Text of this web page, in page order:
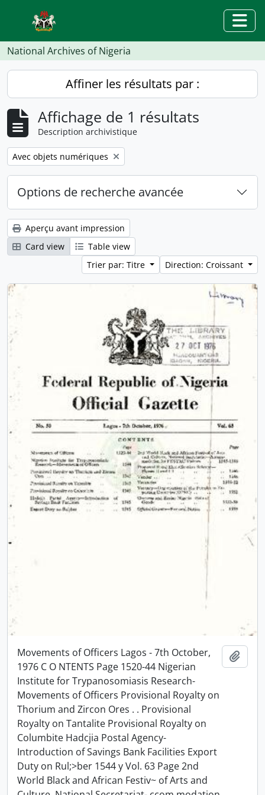
Skip to main content
National Archives of Nigeria
Affiner les résultats par :
Affichage de 1 résultats
Description archivistique
Remove filter:
Avec objets numériques
Options de recherche avancée
Aperçu avant impression
Card view
Table view
Trier par: Titre
Direction: Croissant
Movements of Officers Lagos - 7th October,
1976 C O NTENTS Page 1520-44 Nigerian
Institute for Trypanosomiasis Research-
Movements of Officers Provisional Royalty on
Thorium and Zircon Ores . . Provisional
Royalty on Tantalite Provisional Royalty on
Columbite Hadcjia Postal Agency-
Introduction of Savings Bank Facilities Export
Duty on Rul;>ber 1544 y Vol. 63 Page 2nd
World Black and African Festiv~ of Arts and